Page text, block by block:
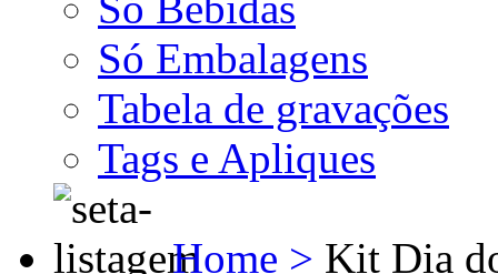
Só Embalagens
Tabela de gravações
Tags e Apliques
Home > Kit Dia